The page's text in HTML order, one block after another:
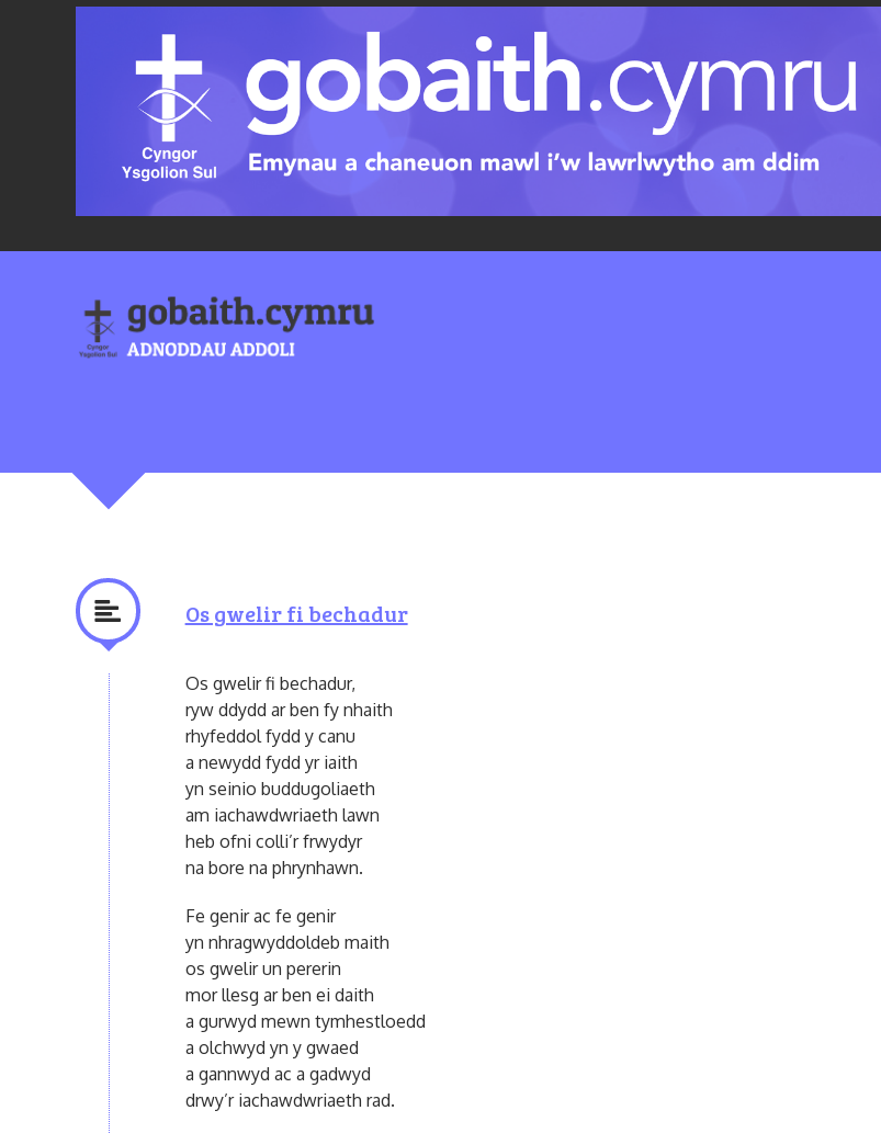
Os gwelir fi bechadur
Os gwelir fi bechadur,
ryw ddydd ar ben fy nhaith
rhyfeddol fydd y canu
a newydd fydd yr iaith
yn seinio buddugoliaeth
am iachawdwriaeth lawn
heb ofni colli’r frwydyr
na bore na phrynhawn.
Fe genir ac fe genir
yn nhragwyddoldeb maith
os gwelir un pererin
mor llesg ar ben ei daith
a gurwyd mewn tymhestloedd
a olchwyd yn y gwaed
a gannwyd ac a gadwyd
drwy’r iachawdwriaeth rad.